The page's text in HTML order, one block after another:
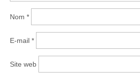
Nom *
E-mail *
Site web